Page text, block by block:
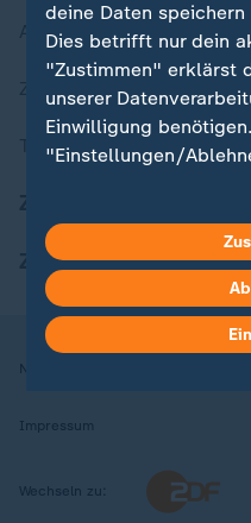
Aktuelle Sendungs-Videos
ZDFheute Stories
Themen im Überblick
ZDFheute Apps
Nutzungsbedingungen
Impressum
Wechseln zu:
deine Daten
Dies betrifft nur dein
"Zustimmen" erklärst
unserer
Einwilligung
"Einstellungen/
kannst du jederzeit
in deinen
Hier findest du das
Weitere